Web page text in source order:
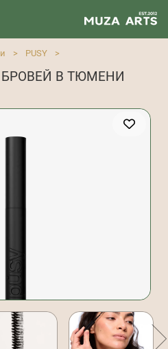
> PUSY
>
В ТЮМЕНИ